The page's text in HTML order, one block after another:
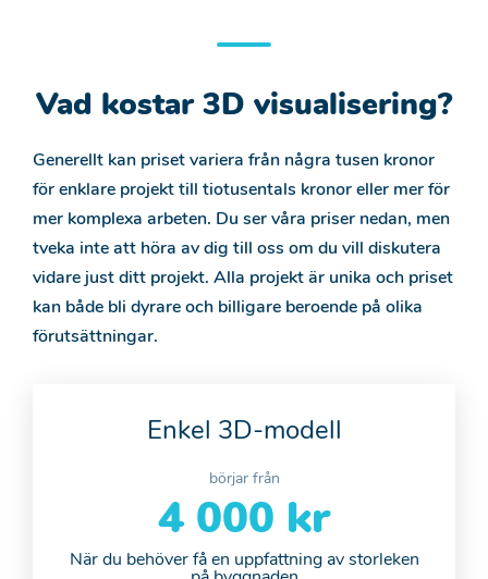
Vad kostar 3D visualisering?
Generellt kan priset variera från några tusen kronor
för enklare projekt till tiotusentals kronor eller mer för
mer komplexa arbeten. Du ser våra priser nedan, men
tveka inte att höra av dig till oss om du vill diskutera
vidare just ditt projekt. Alla projekt är unika och priset
kan både bli dyrare och billigare beroende på olika
förutsättningar.
Enkel 3D-modell
börjar från
4 000 kr
När du behöver få en uppfattning av storleken